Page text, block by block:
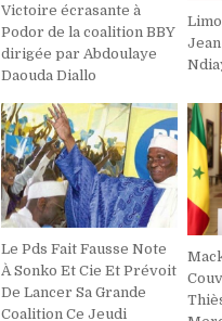
Victoire écrasante à
Podor de la coalition BBY
dirigée par Abdoulaye
Daouda Diallo
Le Pds Fait Fausse Note
À Sonko Et Cie Et Prévoit
De Lancer Sa Grande
Coalition Ce Jeudi